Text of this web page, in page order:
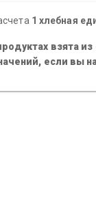
1 хлебная
взята
если вы